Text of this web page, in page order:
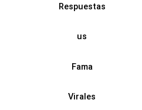
Respuestas
us
Fama
Virales